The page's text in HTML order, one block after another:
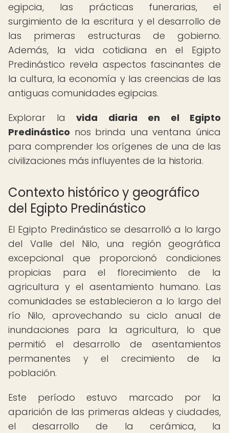
egipcia, las prácticas funerarias, el
surgimiento de la escritura y el desarrollo de
las primeras estructuras de gobierno.
Además, la vida cotidiana en el Egipto
Predinástico revela aspectos fascinantes de
la cultura, la economía y las creencias de las
antiguas comunidades egipcias.
Explorar la vida diaria en el Egipto
Predinástico nos brinda una ventana única
para comprender los orígenes de una de las
civilizaciones más influyentes de la historia.
Contexto histórico y geográfico
del Egipto Predinástico
El Egipto Predinástico se desarrolló a lo largo
del Valle del Nilo, una región geográfica
excepcional que proporcionó condiciones
propicias para el florecimiento de la
agricultura y el asentamiento humano. Las
comunidades se establecieron a lo largo del
río Nilo, aprovechando su ciclo anual de
inundaciones para la agricultura, lo que
permitió el desarrollo de asentamientos
permanentes y el crecimiento de la
población.
Este período estuvo marcado por la
aparición de las primeras aldeas y ciudades,
el desarrollo de la cerámica, la